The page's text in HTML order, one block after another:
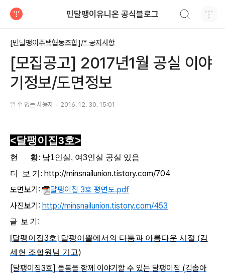
민달팽이유니온 공식블로그
[민달팽이주택협동조합]/* 공지사항
[모집공고] 2017년1월 공실 이야
기정보/도면정보
알 수 없는 사용자 2016. 12. 30. 15:01
<달팽이집3호>
현 황: 남1인실, 여3인실 공실 있음
더 보 기: http://minsnailunion.tistory.com/704
도면보기:
달팽이집 3호 평면도.pdf
사진보기: http://minsnailunion.tistory.com/453
글 보 기:
[달팽이집3호] 달팽이뿔에서의 다툼과 아름다운 시절 (김
세현 조합원님 기고)
[달팽이집3호] 돌봄을 함께 이야기할 수 있는 달팽이집 (김솔아